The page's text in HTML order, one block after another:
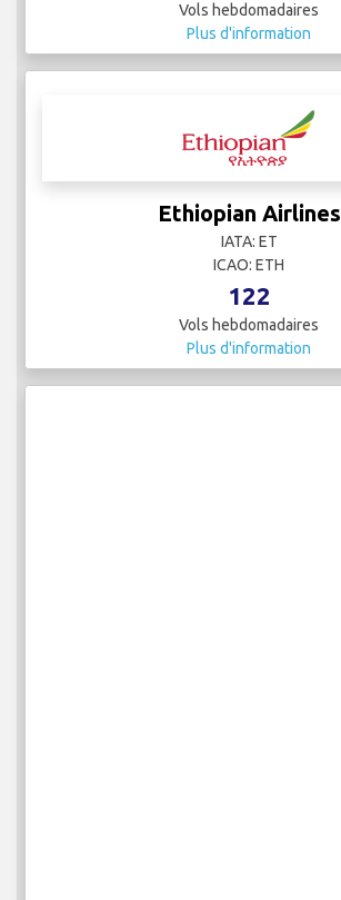
Vols hebdomadaires
Plus d'information
Ethiopian Airlines
IATA: ET
ICAO: ETH
122
Vols hebdomadaires
Plus d'information